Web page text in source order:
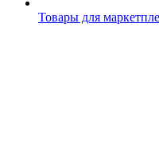
Товары для